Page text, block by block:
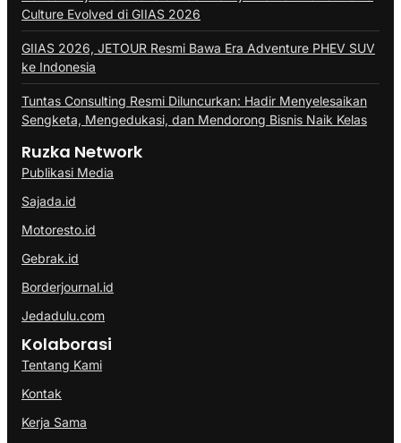
Culture Evolved di GIIAS 2026
GIIAS 2026, JETOUR Resmi Bawa Era Adventure PHEV SUV
ke Indonesia
Tuntas Consulting Resmi Diluncurkan: Hadir Menyelesaikan
Sengketa, Mengedukasi, dan Mendorong Bisnis Naik Kelas
Ruzka Network
Publikasi Media
Sajada.id
Motoresto.id
Gebrak.id
Borderjournal.id
Jedadulu.com
Kolaborasi
Tentang Kami
Kontak
Kerja Sama